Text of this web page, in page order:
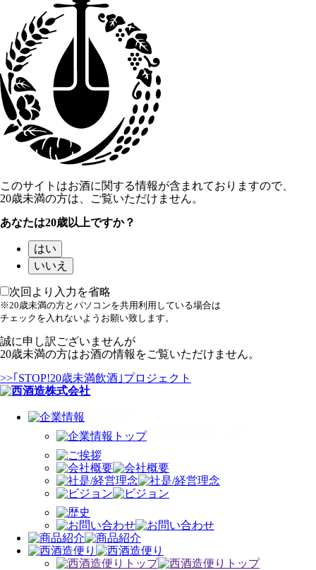
このサイトはお酒に関する情報が含まれておりますので、
20歳未満の方は、ご覧いただけません。
あなたは20歳以上ですか？
はい
いいえ
次回より入力を省略
※20歳未満の方とパソコンを共用利用している場合は
チェックを入れないようお願い致します。
誠に申し訳ございませんが
20歳未満の方はお酒の情報をご覧いただけません。
>>｢STOP!20歳未満飲酒｣プロジェクト